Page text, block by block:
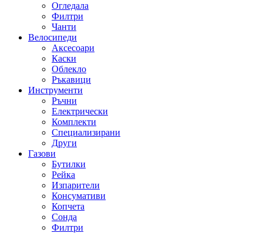
Огледала
Филтри
Чанти
Велосипеди
Аксесоари
Каски
Облекло
Ръкавици
Инструменти
Ръчни
Електрически
Комплекти
Специализирани
Други
Газови
Бутилки
Рейка
Изпарители
Консумативи
Копчета
Сонда
Филтри